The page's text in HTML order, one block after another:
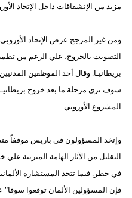
مزيد من الإنشقاقات داخل الإتحاد
ومن غير المرجح عرض الإتحاد الأوروبي
التصويت بالخروج، علي الرغم من
بريطانيـا. وقال أحد الموظفين
سوف ترى مرحلة ما بعد خروج بريطانيـا
المشروع الأوروبي.
وإتخذ المسؤولون في باريس موقفاً
التقليل من الآثار الهامة المترتبة
في خطر. فيما تتخذ المستشارة
فإن المسؤولين الألمان توقعوا سوقا"